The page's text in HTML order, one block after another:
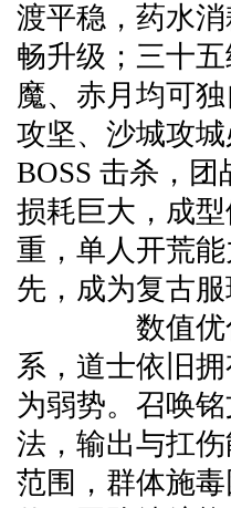
渡平稳，药水
畅升级；三十
魔、赤月均可
攻坚、沙城攻
BOSS 击杀，
损耗巨大，成
重，单人开荒
先，成为复古服
数值优化的
系，道士依旧
为弱势。召唤
法，输出与扛
范围，群体施